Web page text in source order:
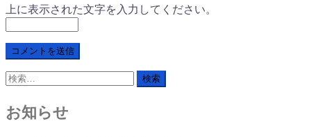
上に表示された文字を入力してください。
検
お知らせ